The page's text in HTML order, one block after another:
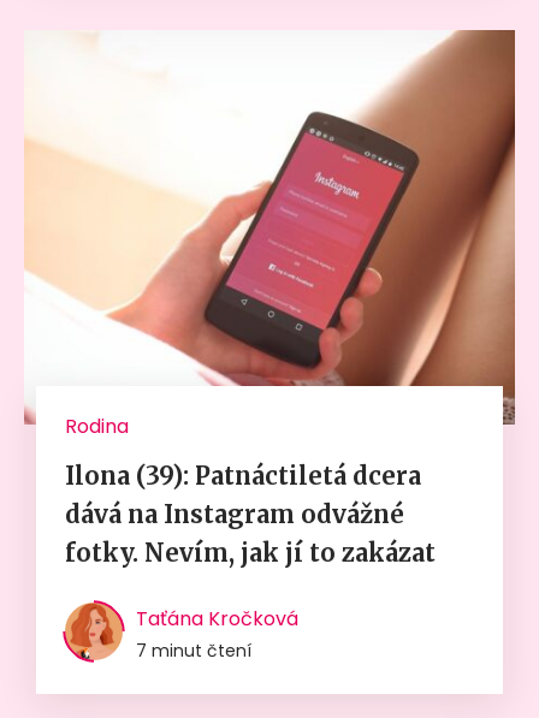
Rodina
Ilona (39): Patnáctiletá dcera
dává na Instagram odvážné
fotky. Nevím, jak jí to zakázat
Taťána Kročková
7 minut čtení